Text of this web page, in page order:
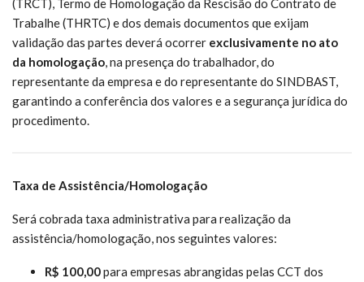
(TRCT), Termo de Homologação da Rescisão do Contrato de
Trabalhe (THRTC) e dos demais documentos que exijam
validação das partes deverá ocorrer exclusivamente no ato
da homologação, na presença do trabalhador, do
representante da empresa e do representante do SINDBAST,
garantindo a conferência dos valores e a segurança jurídica do
procedimento.
Taxa de Assistência/Homologação
Será cobrada taxa administrativa para realização da
assistência/homologação, nos seguintes valores:
R$ 100,00para empresas abrangidas pelas CCT dos